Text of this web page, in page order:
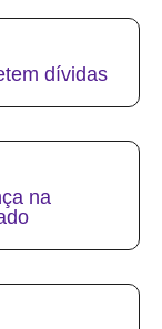
dívidas
na